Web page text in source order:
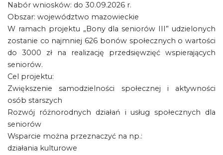
Nabór wniosków: do 30.09.2026 r.
Obszar: województwo mazowieckie
W ramach projektu „Bony dla seniorów III” udzielonych
zostanie co najmniej 626 bonów społecznych o wartości
do 3000 zł na realizację przedsięwzięć wspierających
seniorów.
Cel projektu:
Zwiększenie samodzielności społecznej i aktywności
osób starszych
Rozwój różnorodnych działań i usług społecznych dla
seniorów
Wsparcie można przeznaczyć na np.:
działania kulturowe